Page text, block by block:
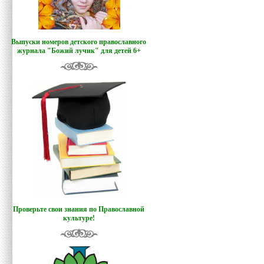
Выпуски номеров детского православного
журнала "Божий лучик" для детей 6+
Проверьте свои знания по Православной
культуре!